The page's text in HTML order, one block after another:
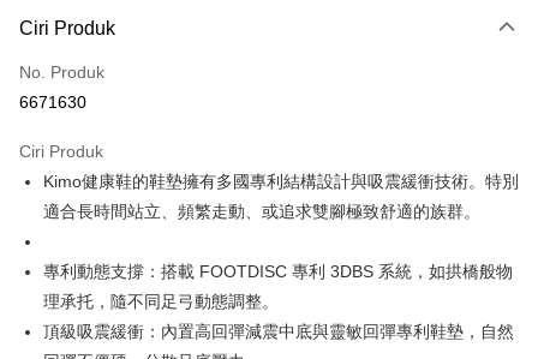
Kad Kredit (Bayaran Penuh)
Ansuran Kad Kredit
Taiwan Cooperative Bank
Hua Nan Commercial
Bank
Chang Hwa Commercial
Bank
Commercial & Savings
Bank
Bank Cathay United
Mega International
Commercial Bank
LINE Pay
JKOPAY
Easy Wallet
Ciri Produk
No. Produk
6671630
Ciri Produk
Kimo健康鞋的鞋墊擁有多國專利結構設計與吸震緩衝技術。特別
適合長時間站立、頻繁走動、或追求雙腳極致舒適的族群。
專利動態支撐：搭載 FOOTDISC 專利 3DBS 系統，如拱橋般物
理承托，隨不同足弓動態調整。
頂級吸震緩衝：內置高回彈減震中底與靈敏回彈專利鞋墊，自然